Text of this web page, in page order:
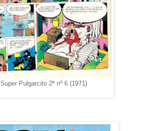
Super Pulgarcito 2ª nº 6 (1971)